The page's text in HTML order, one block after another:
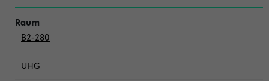
B2-280
UHG